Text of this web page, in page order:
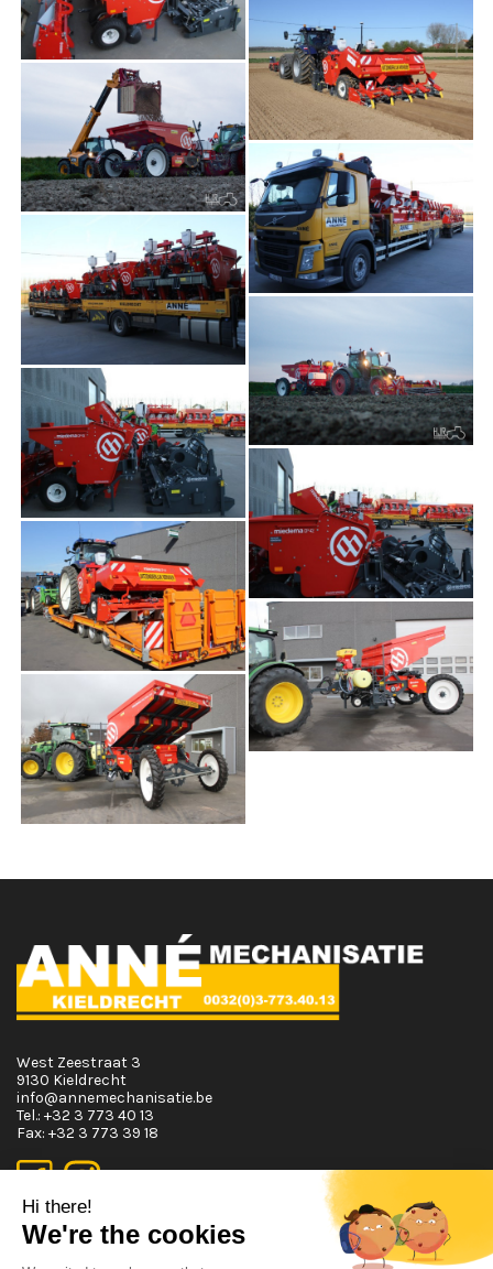
West Zeestraat 3
9130 Kieldrecht
info@annemechanisatie.be
Tel.: +32 3 773 40 13
Fax: +32 3 773 39 18